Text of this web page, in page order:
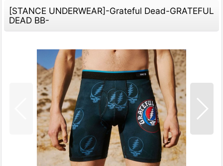
[STANCE UNDERWEAR]-Grateful Dead-GRATEFUL
DEAD BB-